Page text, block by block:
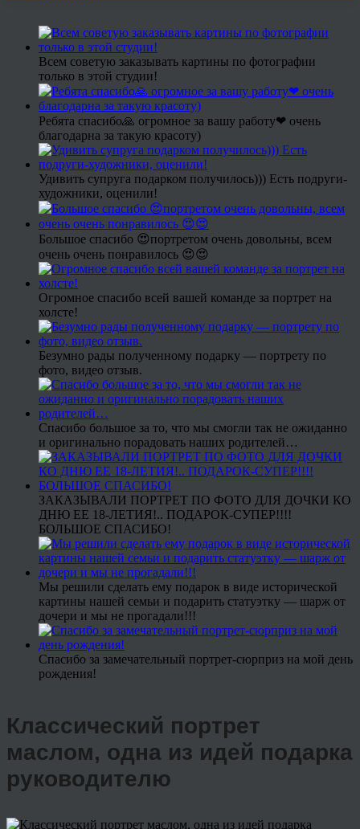
Всем советую заказывать картины по фотографии
только в этой студии!
Ребята спасибо🙏 огромное за вашу работу❤ очень
благодарна за такую красоту)
Удивить супруга подарком получилось))) Есть подруги-
художники, оценили!
Большое спасибо 😍портретом очень довольны, всем
очень очень понравилось 😍😍
Огромное спасибо всей вашей команде за портрет на
холсте!
Безумно рады полученному подарку — портрету по
фото, видео отзыв.
Спасибо большое за то, что мы смогли так не ожиданно
и оригинально порадовать наших родителей…
ЗАКАЗЫВАЛИ ПОРТРЕТ ПО ФОТО ДЛЯ ДОЧКИ КО
ДНЮ ЕЕ 18-ЛЕТИЯ!.. ПОДАРОК-СУПЕР!!!!
БОЛЬШОЕ СПАСИБО!
Мы решили сделать ему подарок в виде исторической
картины нашей семьи и подарить статуэтку — шарж от
дочери и мы не прогадали!!!
Спасибо за замечательный портрет-сюрприз на мой день
рождения!
Классический портрет
маслом, одна из идей подарка
руководителю